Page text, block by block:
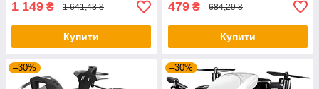
1 149 ₴ 1 641,43 ₴
Купити
479 ₴ 684,29 ₴
Купити
–30% –30%